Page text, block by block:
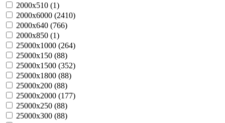
2000х510 (1)
2000х6000 (2410)
2000х640 (766)
2000х850 (1)
25000х1000 (264)
25000х150 (88)
25000х1500 (352)
25000х1800 (88)
25000х200 (88)
25000х2000 (177)
25000х250 (88)
25000х300 (88)